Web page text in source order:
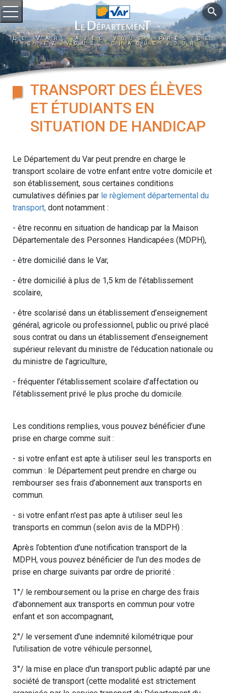
Ouvrir le menu
Le Var, avec vous, près de
chez vous, chaque jour
search
TRANSPORT DES ÉLÈVES
ET ÉTUDIANTS EN
SITUATION DE HANDICAP
Le Département du Var peut prendre en charge le
transport scolaire de votre enfant entre votre domicile et
son établissement, sous certaines conditions
cumulatives définies par le règlement départemental du
transport, dont notamment :
- être reconnu en situation de handicap par la Maison
Départementale des Personnes Handicapées (MDPH),
- être domicilié dans le Var,
- être domicilié à plus de 1,5 km de l’établissement
scolaire,
- être scolarisé dans un établissement d’enseignement
général, agricole ou professionnel, public ou privé placé
sous contrat ou dans un établissement d’enseignement
supérieur relevant du ministre de l’éducation nationale ou
du ministre de l’agriculture,
- fréquenter l’établissement scolaire d’affectation ou
l’établissement privé le plus proche du domicile.
Les conditions remplies, vous pouvez bénéficier d’une
prise en charge comme suit :
- si votre enfant est apte à utiliser seul les transports en
commun : le Département peut prendre en charge ou
rembourser ses frais d’abonnement aux transports en
commun.
- si votre enfant n'est pas apte à utiliser seul les
transports en commun (selon avis de la MDPH) :
Après l’obtention d’une notification transport de la
MDPH, vous pouvez bénéficier de l’un des modes de
prise en charge suivants par ordre de priorité :
1°/ le remboursement ou la prise en charge des frais
d’abonnement aux transports en commun pour votre
enfant et son accompagnant,
2°/ le versement d’une indemnité kilométrique pour
l'utilisation de votre véhicule personnel,
3°/ la mise en place d'un transport public adapté par une
société de transport (cette modalité est strictement